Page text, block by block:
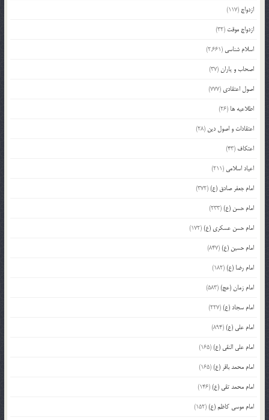
ازدواج (117)
ازدواج موقت (32)
اسلام شناسی (2,661)
اصحاب و یاران(37)
اصول اعتقادی (777)
اطلاعیه ها (26)
اعتقادات و اصول دین (28)
اعتکاف (43)
اعیاد اسلامی (211)
امام جعفر صادق (ع)(372)
امام حسن (ع)(233)
امام حسن عسکری (ع)(172)
امام حسین (ع)(847)
امام رضا (ع)(182)
امام زمان (عج)(583)
امام سجاد (ع)(227)
امام علی (ع)(894)
امام علی النقی (ع)(165)
امام محمد باقر (ع)(165)
امام محمد تقی (ع)(146)
امام موسی کاظم (ع)(152)